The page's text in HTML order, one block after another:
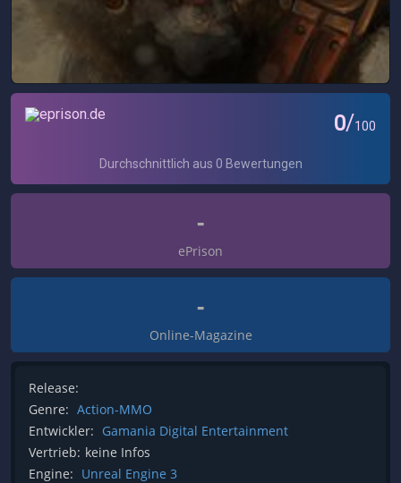
-
ePrison
-
Online-Magazine
Release:
Genre: Action-MMO
Entwickler: Gamania Digital Entertainment
Vertrieb: keine Infos
Engine: Unreal Engine 3